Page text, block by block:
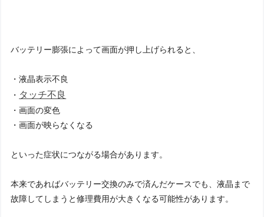
バッテリー膨張によって画面が押し上げられると、
・液晶表示不良
・ タッチ不良
・画面の変色
・画面が映らなくなる
といった症状につながる場合があります。
本来であればバッテリー交換のみで済んだケースでも、液晶まで
故障してしまうと修理費用が大きくなる可能性があります。